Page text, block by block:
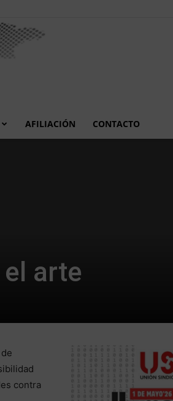
AFILIACIÓN CONTACTO
arte
contra